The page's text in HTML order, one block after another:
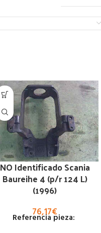
NO Identificado Scania
Baureihe 4 (p/r 124 L)
(1996)
76,17€
Referencia pieza: